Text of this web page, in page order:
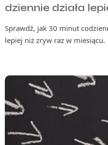
dziennie działa
Sprawdź, jak 30 minut
lepiej niż zryw raz w miesiącu.